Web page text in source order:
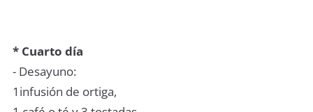
* Cuarto día
- Desayuno:
1infusión de ortiga,